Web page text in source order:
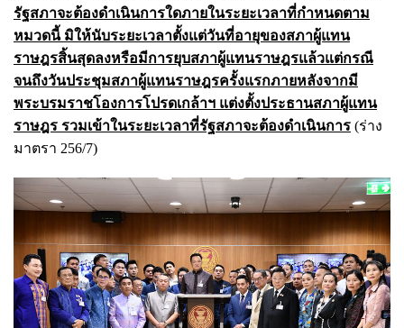
รัฐสภาจะต้องดำเนินการใดภายในระยะเวลาที่กำหนดตาม
หมวดนี้ มิให้นับระยะเวลาตั้งแต่วันที่อายุของสภาผู้แทน
ราษฎรสิ้นสุดลงหรือมีการยุบสภาผู้แทนราษฎรแล้วแต่กรณี
จนถึงวันประชุมสภาผู้แทนราษฎรครั้งแรกภายหลังจากมี
พระบรมราชโองการโปรดเกล้าฯ แต่งตั้งประธานสภาผู้แทน
ราษฎร รวมเข้าในระยะเวลาที่รัฐสภาจะต้องดำเนินการ (ร่าง
มาตรา 256/7)